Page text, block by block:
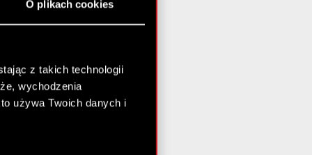
O plikach cookies
z takich technologii
wychodzenia
używa Twoich danych i